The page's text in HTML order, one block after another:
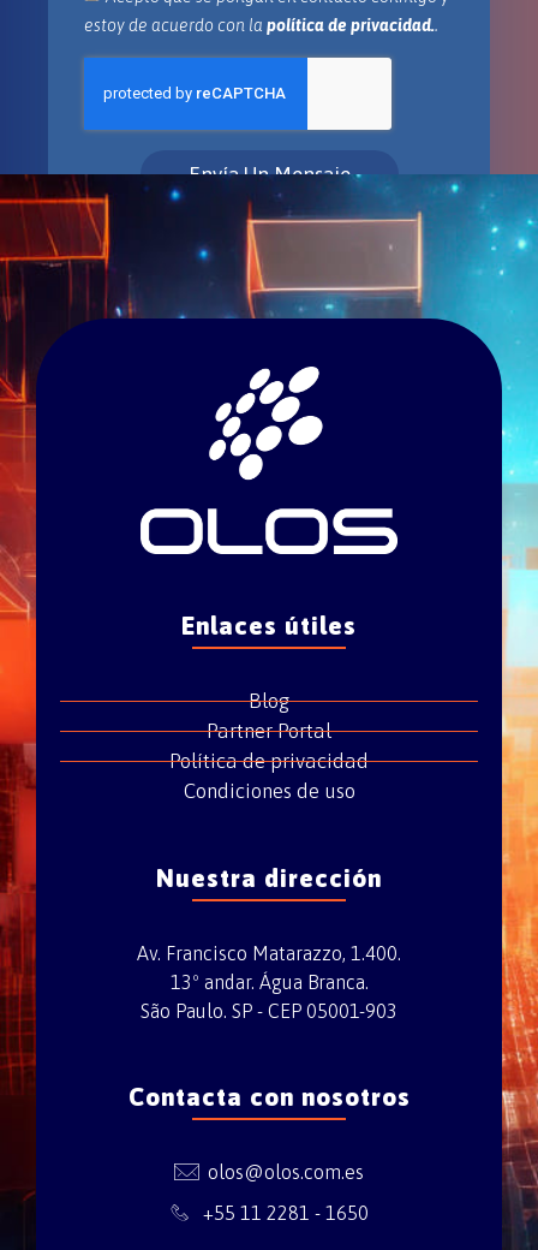
estoy de acuerdo con la política de privacidad..
Envía Un Mensaje
Enlaces útiles
Blog
Partner Portal
Política de privacidad
Condiciones de uso
Nuestra dirección
Av. Francisco Matarazzo, 1.400.
13º andar. Água Branca.
São Paulo. SP - CEP 05001-903
Contacta con nosotros
olos@olos.com.es
+55 11 2281 - 1650